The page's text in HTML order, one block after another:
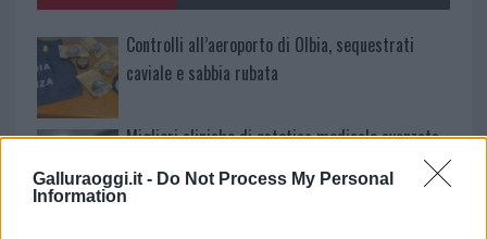
Galluraoggi.it - Do Not Process My Personal
Information
Controlli all’aeroporto di Olbia, sequestrati
caviale e sabbia rubata
Migliori cliniche di estetica medicale avanzata
in Europa: classifica dei 5 centri di riferimento
pe…